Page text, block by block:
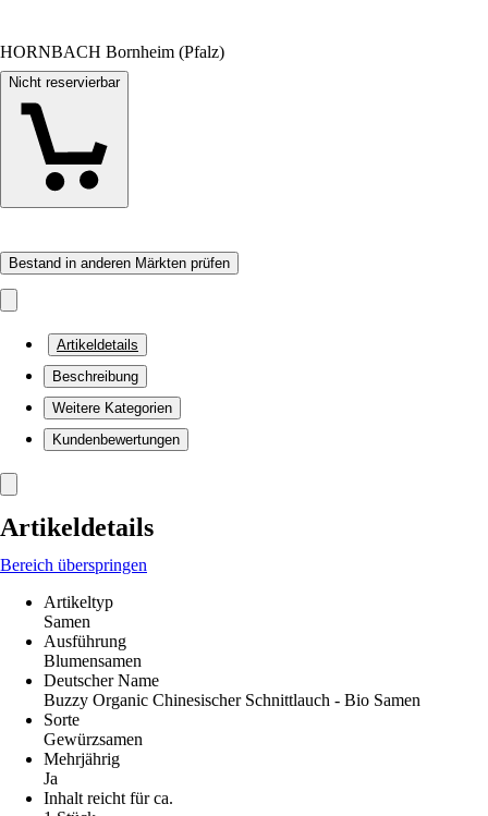
HORNBACH Bornheim (Pfalz)
Nicht reservierbar
Bestand in anderen Märkten prüfen
Artikeldetails
Beschreibung
Weitere Kategorien
Kundenbewertungen
Artikeldetails
Bereich überspringen
Artikeltyp
Samen
Ausführung
Blumensamen
Deutscher Name
Buzzy Organic Chinesischer Schnittlauch - Bio Samen
Sorte
Gewürzsamen
Mehrjährig
Ja
Inhalt reicht für ca.